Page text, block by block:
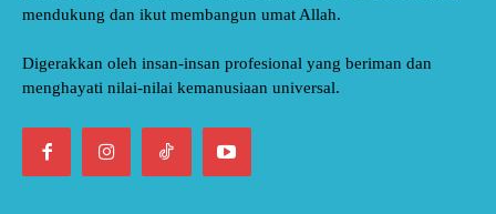
mendukung dan ikut membangun umat Allah.
Digerakkan oleh insan-insan profesional yang beriman dan
menghayati nilai-nilai kemanusiaan universal.